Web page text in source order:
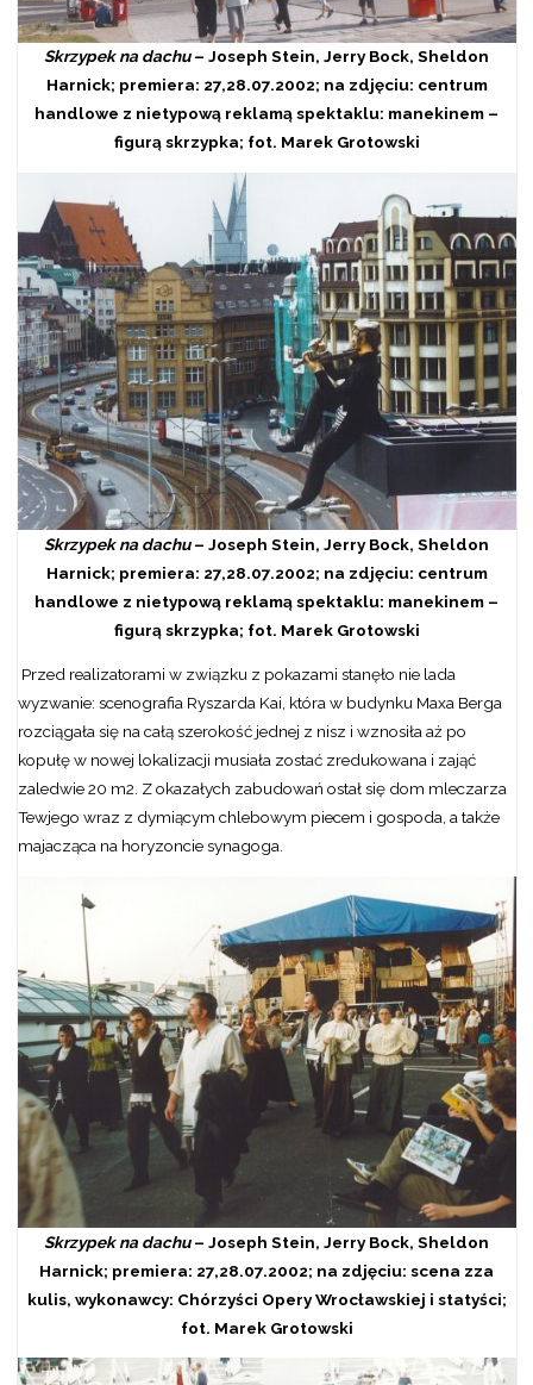
Skrzypek na dachu– Joseph Stein, Jerry Bock, Sheldon
Harnick; premiera: 27,28.07.2002; na zdjęciu: centrum
handlowe z nietypową reklamą spektaklu: manekinem –
figurą skrzypka; fot. Marek Grotowski
Skrzypek na dachu– Joseph Stein, Jerry Bock, Sheldon
Harnick; premiera: 27,28.07.2002; na zdjęciu: centrum
handlowe z nietypową reklamą spektaklu: manekinem –
figurą skrzypka; fot. Marek Grotowski
Przed realizatorami w związku z pokazami stanęło nie lada
wyzwanie: scenografia Ryszarda Kai, która w budynku Maxa Berga
rozciągała się na całą szerokość jednej z nisz i wznosiła aż po
kopułę w nowej lokalizacji musiała zostać zredukowana i zająć
zaledwie 20 m2. Z okazałych zabudowań ostał się dom mleczarza
Tewjego wraz z dymiącym chlebowym piecem i gospoda, a także
majacząca na horyzoncie synagoga.
Skrzypek na dachu– Joseph Stein, Jerry Bock, Sheldon
Harnick; premiera: 27,28.07.2002; na zdjęciu: scena zza
kulis, wykonawcy: Chórzyści Opery Wrocławskiej i statyści;
fot. Marek Grotowski